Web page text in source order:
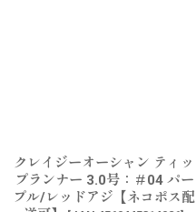
クレイジーオーシャン ティッ
プランナー 3.0号：＃04 パー
プル/レッドアジ【ネコポス配